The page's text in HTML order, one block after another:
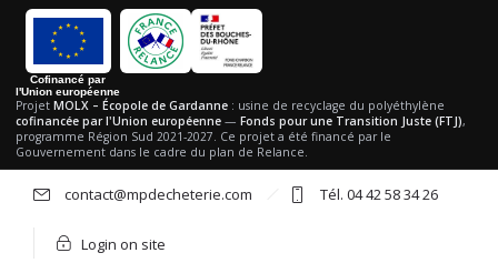
Cofinancé par
l'Union européenne
Projet MOLX – Écopole de Gardanne : usine de recyclage du polyéthylène
cofinancée par l'Union européenne — Fonds pour une Transition Juste (FTJ),
programme Région Sud 2021-2027. Ce projet a été financé par le
Gouvernement dans le cadre du plan de Relance.
contact@mpdecheterie.com Tél. 04 42 58 34 26
Login on site